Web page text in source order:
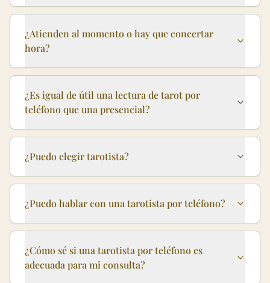
¿Atienden al momento o hay que concertar
hora?
¿Es igual de útil una lectura de tarot por
teléfono que una presencial?
¿Puedo elegir tarotista?
¿Puedo hablar con una tarotista por teléfono?
¿Cómo sé si una tarotista por teléfono es
adecuada para mi consulta?